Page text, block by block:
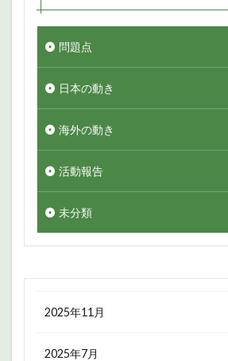
問題点
日本の動き
海外の動き
活動報告
未分類
2025年11月
2025年7月